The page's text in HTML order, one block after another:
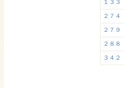
１３３
２７４
２７９
２８８
３４２